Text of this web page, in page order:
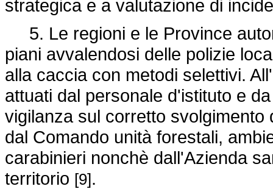
strategica e a valutazione di
5. Le regioni e le Province
piani avvalendosi delle polizie
alla caccia con metodi selettivi.
attuati dal personale d'istituto e
vigilanza sul corretto
dal Comando unità forestali,
carabinieri nonchè dall'Azienda
territorio [9].